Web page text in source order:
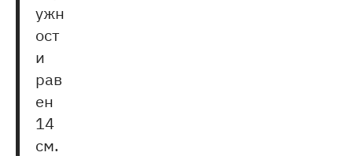
ужн
ост
и
рав
ен
14
см.